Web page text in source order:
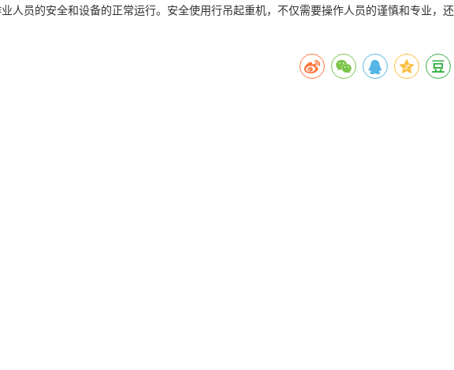
员的安全和设备的正常运行。安全使用行吊起重机，不仅需要操作人员的谨慎和专业，还